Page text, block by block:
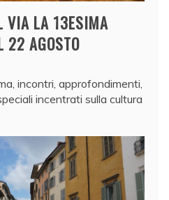
VIA LA 13ESIMA
22 AGOSTO
incontri, approfondimenti,
incentrati sulla cultura